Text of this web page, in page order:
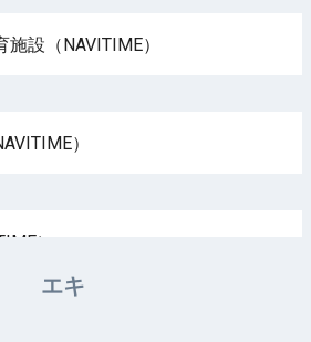
設（NAVITIME）
）
）
エキ